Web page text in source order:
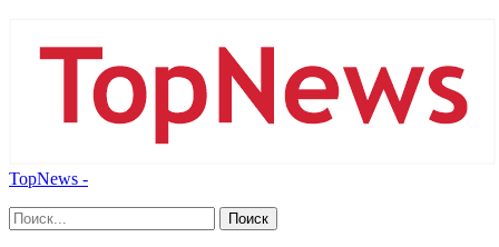
TopNews -